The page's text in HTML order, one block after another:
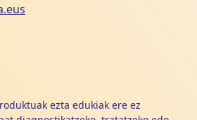
ezta edukiak ere ez